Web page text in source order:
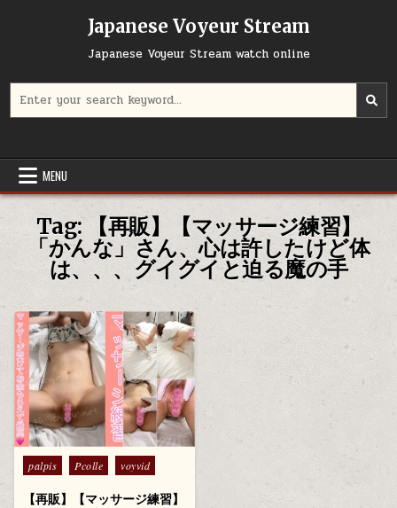
Japanese Voyeur Stream
Japanese Voyeur Stream watch online
for:
MENU
Tag: 【再販】【マッサージ練習】
「かんな」さん、心は許したけど体
は、、、グイグイと迫る魔の手
Posted
in
palpis Pcolle voyvid
【再販】【マッサージ練習】